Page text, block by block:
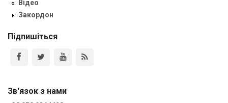
Відео
Закордон
Підпишіться
Зв'язок з нами